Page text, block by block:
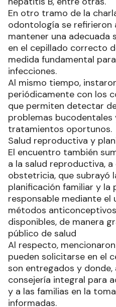
En otro tramo de la
odontología se refirieron
mantener una adecuada
en el cepillado correcto
medida fundamental
infecciones.
Al mismo tiempo,
periódicamente con los
que permiten detectar
problemas bucodentales
tratamientos oportunos.
Salud reproductiva y
El encuentro también
a la salud reproductiva,
obstetricia, que subrayó
planificación familiar y la
responsable mediante el
métodos
disponibles, de manera
público de salud
Al respecto,
pueden solicitarse en el
son entregados y donde,
consejería integral para
y a las familias en la
informadas.